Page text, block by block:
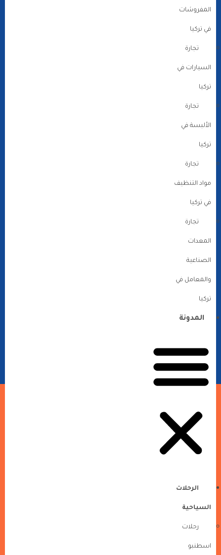
المفروشات
في تركيا
تجارة
السيارات في
تركيا
تجارة
الألبسة في
تركيا
تجارة
مواد التنظيف
في تركيا
تجارة
المعدات
الصناعية
والمعامل في
تركيا
المدونة
الرحلات
السياحية
رحلات
اسطنبو